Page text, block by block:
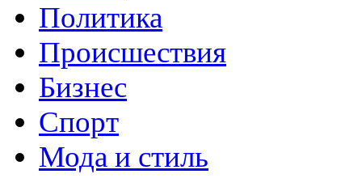
Политика
Происшествия
Бизнес
Спорт
Мода и стиль